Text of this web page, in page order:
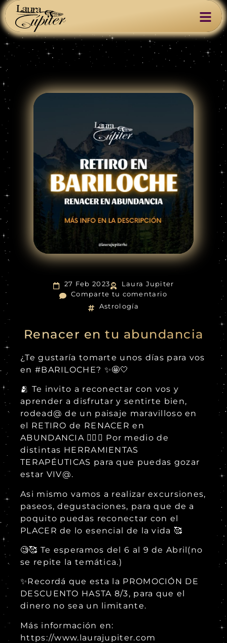
27 Feb 2023
Laura Jupiter
Comparte tu comentario
Astrología
Renacer en tu abundancia
¿Te gustaría tomarte unos días para vos
en #BARILOCHE? ✨🤩🤍
🫂 Te invito a reconectar con vos y
aprender a disfrutar y sentirte bien,
rodead@ de un paisaje maravilloso en
el RETIRO de RENACER en
ABUNDANCIA ❤️‍🔥✨ Por medio de
distintas HERRAMIENTAS
TERAPÉUTICAS para que puedas gozar
estar VIV@.
Asi mismo vamos a realizar excursiones,
paseos, degustaciones, para que de a
poquito puedas reconectar con el
PLACER de lo esencial de la vida 🥰
🧐🥰 Te esperamos del 6 al 9 de Abril(no
se repite la temática.)
✨Recordá que esta la PROMOCIÓN DE
DESCUENTO HASTA 8/3, para que el
dinero no sea un limitante.
Más información en:
https://www.laurajupiter.com